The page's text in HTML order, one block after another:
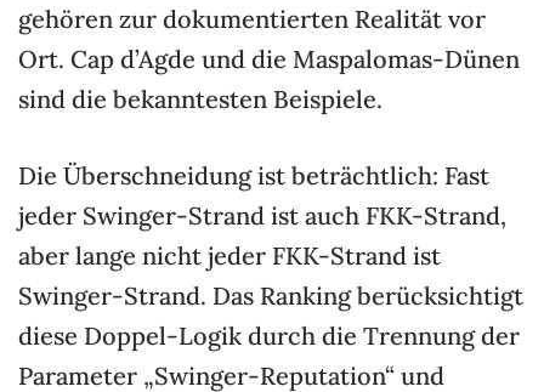
gehören zur dokumentierten Realität vor
Ort. Cap d’Agde und die Maspalomas-Dünen
sind die bekanntesten Beispiele.
Die Überschneidung ist beträchtlich: Fast
jeder Swinger-Strand ist auch FKK-Strand,
aber lange nicht jeder FKK-Strand ist
Swinger-Strand. Das Ranking berücksichtigt
diese Doppel-Logik durch die Trennung der
Parameter „Swinger-Reputation“ und